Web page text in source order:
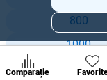
800
1000
1200
Comparație